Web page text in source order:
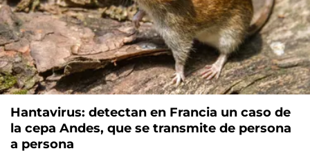
Hantavirus: detectan en Francia un caso de
la cepa Andes, que se transmite de persona
a persona